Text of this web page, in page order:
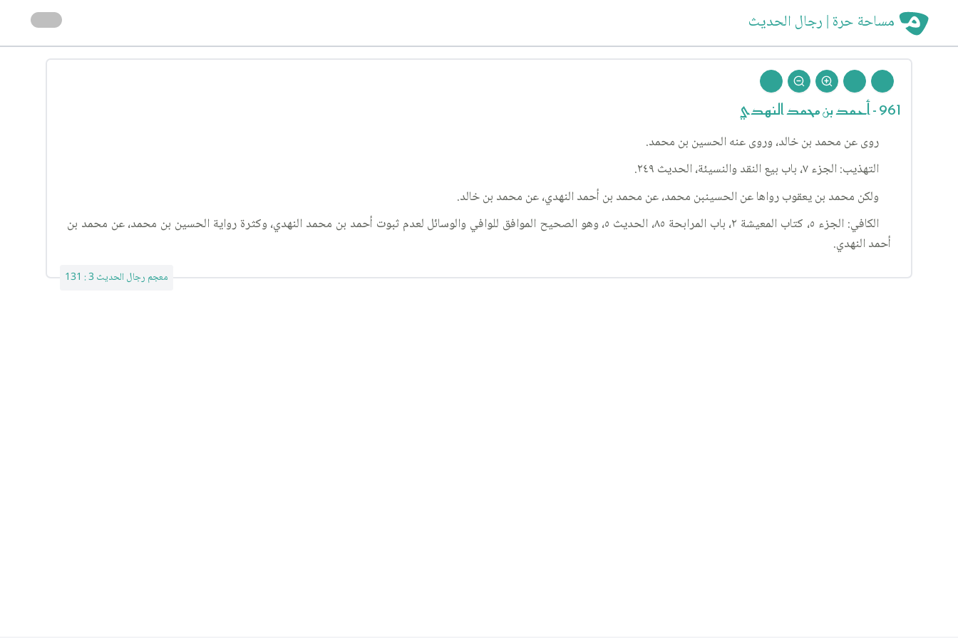
مساحة حرة | رجال الحديث
961 - أحمد بن محمد النهدي
روى عن محمد بن خالد، وروى عنه الحسين بن محمد.
التهذيب: الجزء ٧، باب بيع النقد والنسيئة، الحديث ٢٤٩.
ولكن محمد بن يعقوب رواها عن الحسينبن محمد، عن محمد بن أحمد النهدي، عن محمد بن خالد.
الكافي: الجزء ٥، كتاب المعيشة ٢، باب المرابحة ٨٥، الحديث ٥، وهو الصحيح الموافق للوافي والوسائل لعدم ثبوت أحمد بن محمد النهدي، وكثرة رواية الحسين بن محمد، عن محمد بن
أحمد النهدي.
معجم رجال الحديث 3 : 131